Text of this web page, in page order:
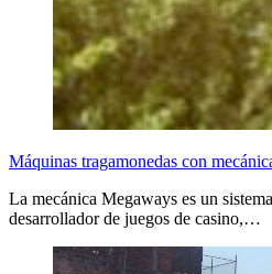
Máquinas tragamonedas con
La mecánica Megaways es un
desarrollador de juegos de casino,…